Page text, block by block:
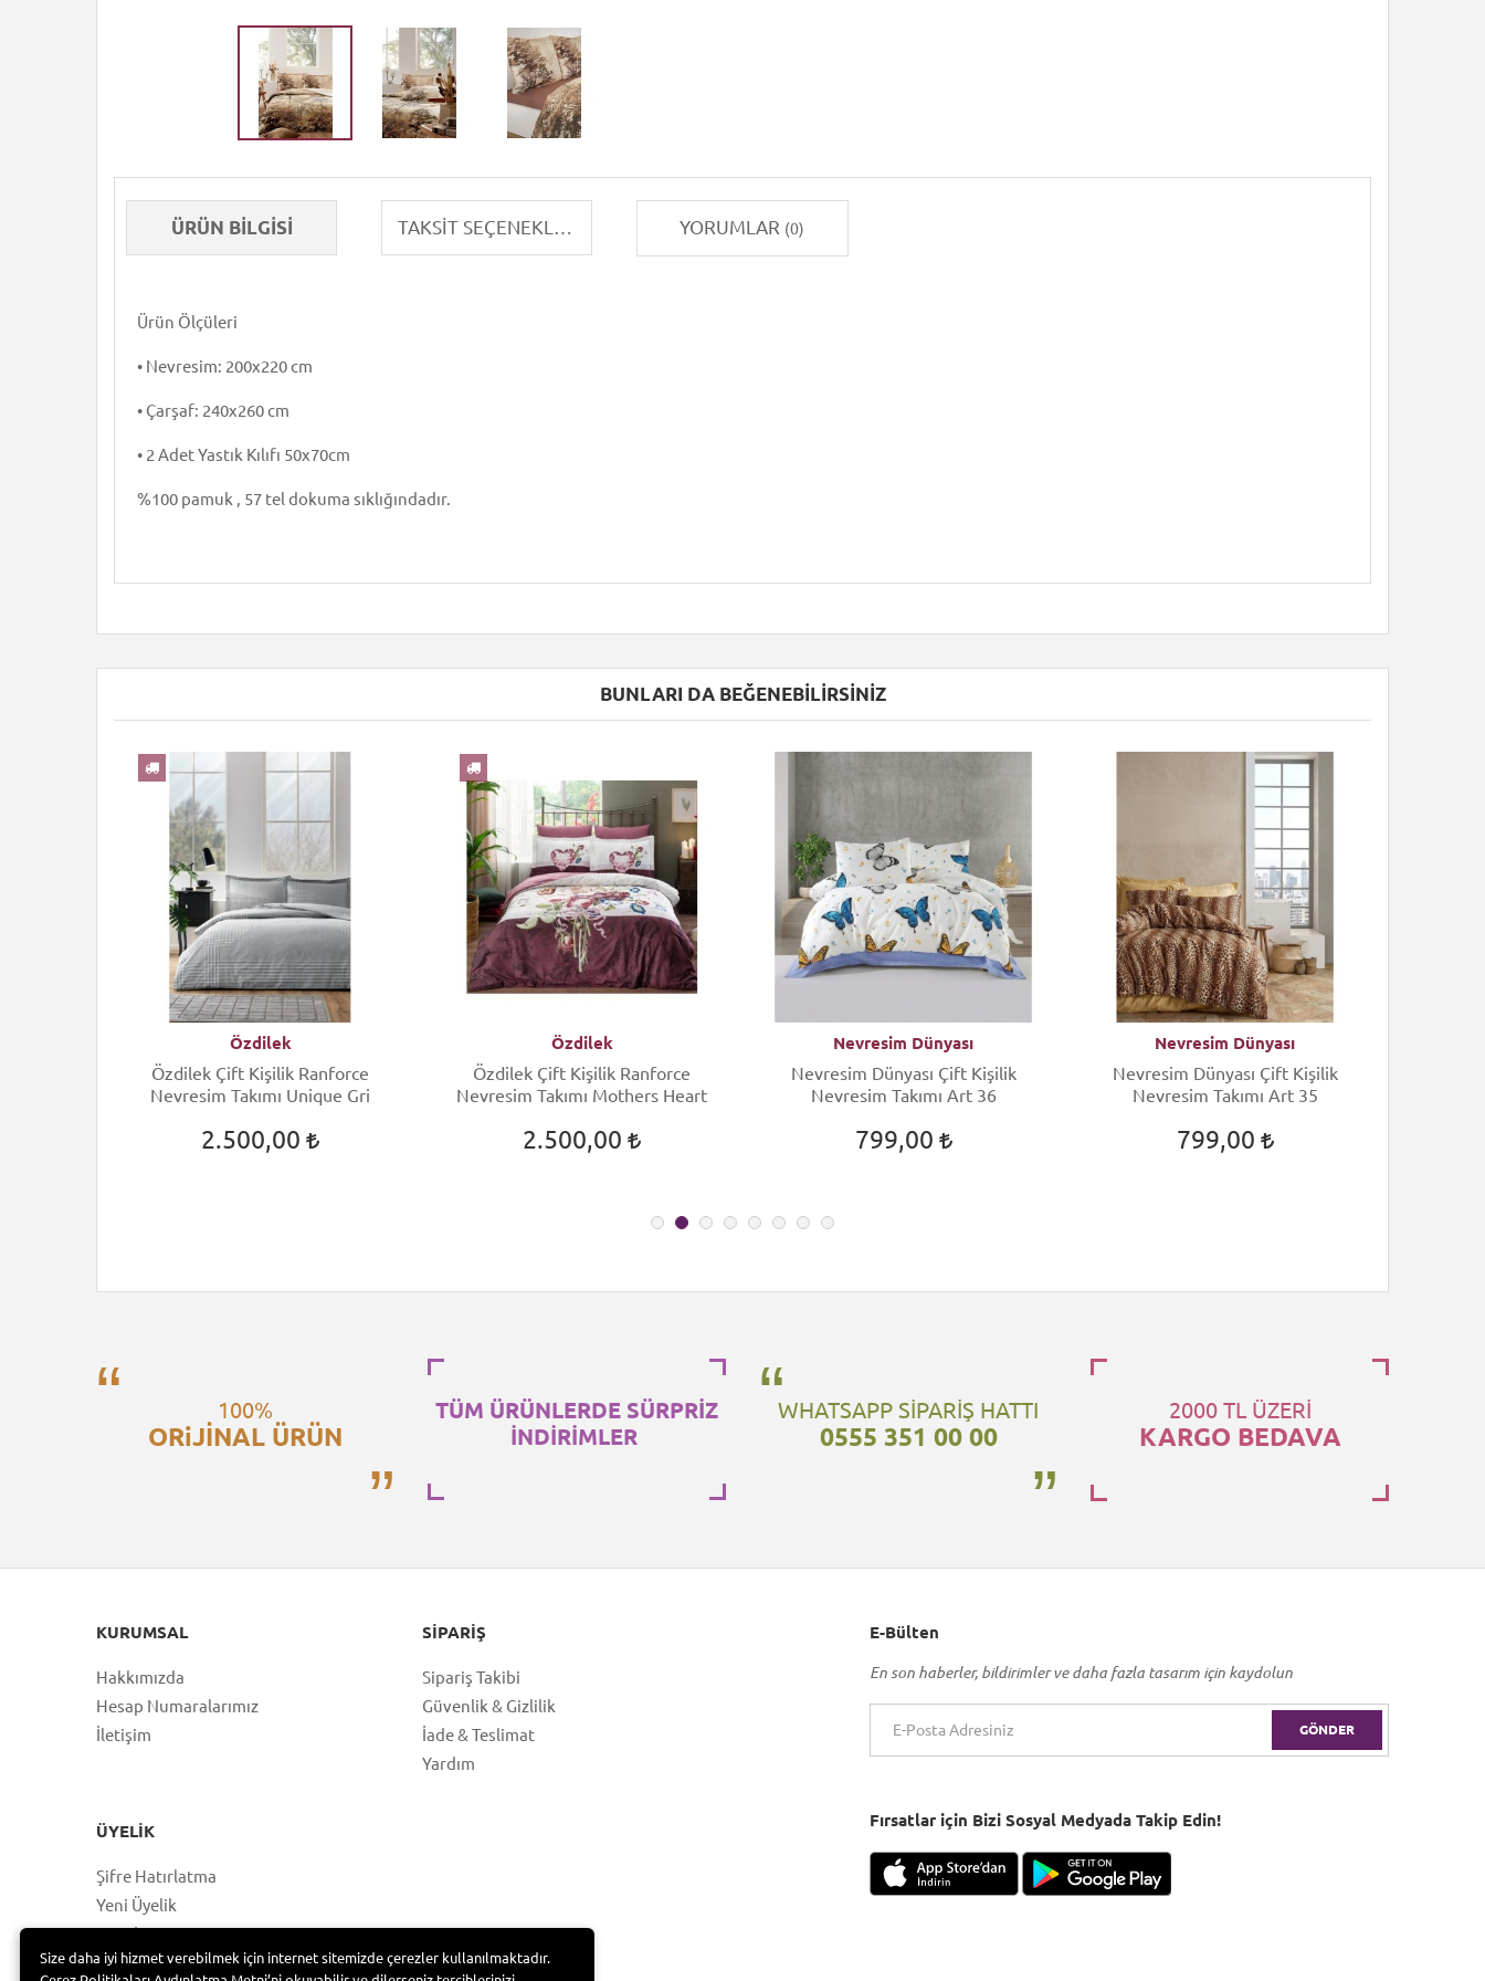
ÜRÜN BILGISI TAKSIT SEÇENEKLERI YORUMLAR (0)
Ürün Ölçüleri
• Nevresim: 200x220 cm
• Çarşaf: 240x260 cm
• 2 Adet Yastık Kılıfı 50x70cm
%100 pamuk , 57 tel dokuma sıklığındadır.
BUNLARI DA BEĞENEBILIRSINIZ
Özdilek
Özdilek Çift Kişilik Ranforce
Nevresim Takımı Unique Gri
2.500,00
Özdilek
Özdilek Çift Kişilik Ranforce
Nevresim Takımı Mothers Heart
2.500,00
Nevresim Dünyası
Nevresim Dünyası Çift Kişilik
Nevresim Takımı Art 36
799,00
Nevresim Dünyası
Nevresim Dünyası Çift Kişilik
Nevresim Takımı Art 35
799,00
100%
ORiJİNAL ÜRÜN
TÜM ÜRÜNLERDE SÜRPRİZ
İNDİRİMLER
WHATSAPP SİPARİŞ HATTI
0555 351 00 00
2000 TL ÜZERİ
KARGO BEDAVA
KURUMSAL
Hakkımızda
Hesap Numaralarımız
İletişim
SIPARIŞ
Sipariş Takibi
Güvenlik & Gizlilik
İade & Teslimat
Yardım
ÜYELIK
Şifre Hatırlatma
Yeni Üyelik
Hesabım
Üye Girişi
E-Bülten
En son haberler, bildirimler ve daha fazla tasarım için kaydolun
GÖNDER
Fırsatlar için Bizi Sosyal Medyada Takip Edin!
Size daha iyi hizmet verebilmek için internet sitemizde çerezler kullanılmaktadır.